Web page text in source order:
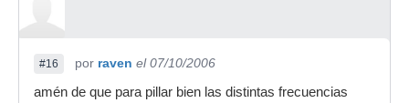
#16 por raven el 07/10/2006
amén de que para pillar bien las distintas frecuencias